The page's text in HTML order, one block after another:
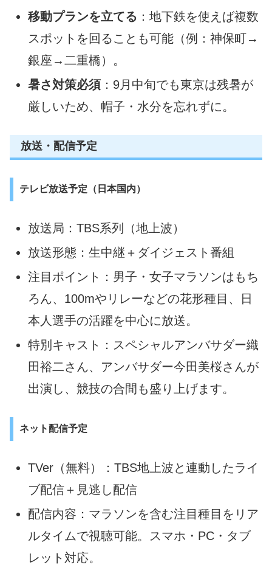
移動プランを立てる ：地下鉄を使えば複数
スポットを回ることも可能（例：神保町→
銀座→二重橋）。
暑さ対策必須 ：9月中旬でも東京は残暑が
厳しいため、帽子・水分を忘れずに。
放送・配信予定
テレビ放送予定（日本国内）
放送局：TBS系列（地上波）
放送形態：生中継＋ダイジェスト番組
注目ポイント：男子・女子マラソンはもち
ろん、100mやリレーなどの花形種目、日
本人選手の活躍を中心に放送。
特別キャスト：スペシャルアンバサダー織
田裕二さん、アンバサダー今田美桜さんが
出演し、競技の合間も盛り上げます。
ネット配信予定
TVer（無料）：TBS地上波と連動したライ
ブ配信＋見逃し配信
配信内容：マラソンを含む注目種目をリア
ルタイムで視聴可能。スマホ・PC・タブ
レット対応。